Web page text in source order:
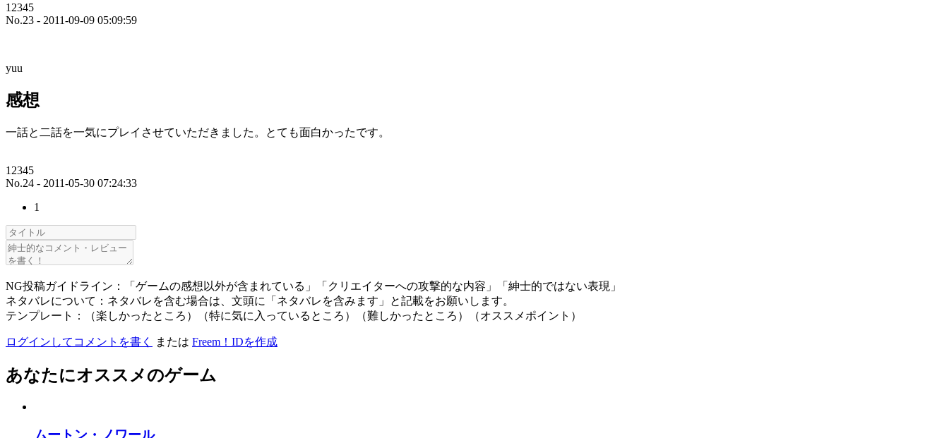
12345
No.23 - 2011-09-09 05:09:59
yuu
感想
一話と二話を一気にプレイさせていただきました。とても面白かったです。
12345
No.24 - 2011-05-30 07:24:33
1
NG投稿ガイドライン：「ゲームの感想以外が含まれている」「クリエイターへの攻撃的な内容」「紳士的ではない表現」
ネタバレについて：ネタバレを含む場合は、文頭に「ネタバレを含みます」と記載をお願いします。
テンプレート：（楽しかったところ）（特に気に入っているところ）（難しかったところ）（オススメポイント）
ログインしてコメントを書く または Freem！IDを作成
あなたにオススメのゲーム